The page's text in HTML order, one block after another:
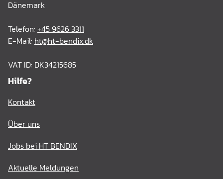
Dänemark
Telefon: +45 9626 3311
E-Mail: ht@ht-bendix.dk
VAT ID: DK34215685
Hilfe?
Kontakt
Über uns
Jobs bei HT BENDIX
Aktuelle Meldungen